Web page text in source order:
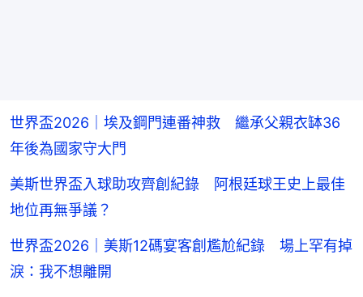
世界盃2026｜埃及鋼門連番神救 繼承父親衣缽36
年後為國家守大門
美斯世界盃入球助攻齊創紀錄 阿根廷球王史上最佳
地位再無爭議？
世界盃2026｜美斯12碼宴客創尷尬紀錄 場上罕有掉
淚：我不想離開